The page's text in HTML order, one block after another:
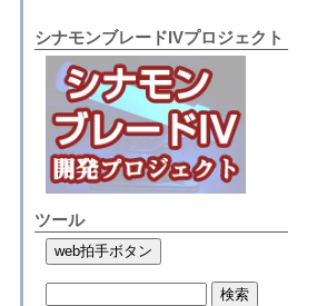
シナモンブレードIVプロジェクト
ツール